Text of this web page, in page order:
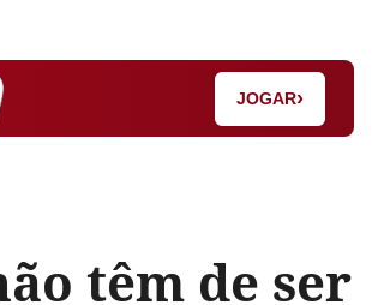
JOGAR›
têm de ser